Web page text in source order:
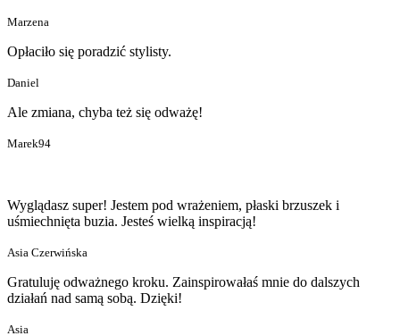
Marzena
Opłaciło się poradzić stylisty.
Daniel
Ale zmiana, chyba też się odważę!
Marek94
Wyglądasz super! Jestem pod wrażeniem, płaski brzuszek i
uśmiechnięta buzia. Jesteś wielką inspiracją!
Asia Czerwińska
Gratuluję odważnego kroku. Zainspirowałaś mnie do dalszych
działań nad samą sobą. Dzięki!
Asia